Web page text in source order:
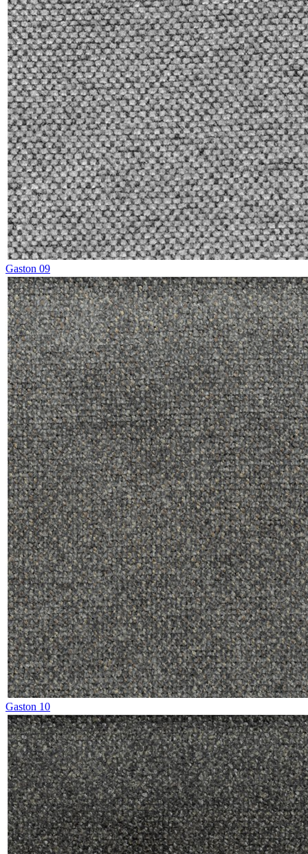
Gaston 09
Gaston 10